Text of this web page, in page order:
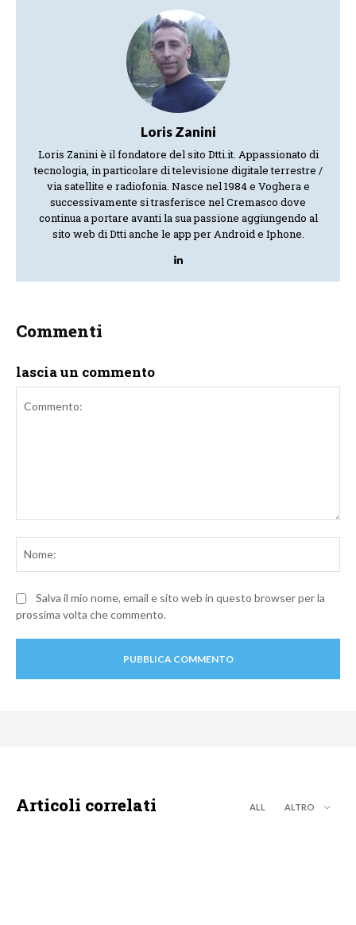
Loris Zanini
Loris Zanini è il fondatore del sito Dtti.it. Appassionato di
tecnologia, in particolare di televisione digitale terrestre /
via satellite e radiofonia. Nasce nel 1984 e Voghera e
successivamente si trasferisce nel Cremasco dove
continua a portare avanti la sua passione aggiungendo al
sito web di Dtti anche le app per Android e Iphone.
Commenti
lascia un commento
Salva il mio nome, email e sito web in questo browser per la
prossima volta che commento.
Articoli correlati ALL ALTRO